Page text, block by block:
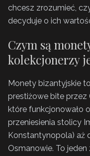
chcesz zrozumieć,
decyduje o ich
Czym są
kolekcjonerzy
Monety bizantyjskie
prestiżowe bite przez
które funkcjonowało
przeniesienia stolicy
Konstantynopola) aż
Osmanowie. To